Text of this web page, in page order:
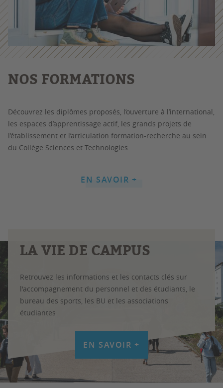
NOS FORMATIONS
Découvrez les diplômes proposés, l’ouverture à l’international,
les espaces d’apprentissage actif, les grands projets de
l’établissement et l’articulation formation-recherche au sein
du Collège Sciences et Technologies.
EN SAVOIR +
LA VIE DE CAMPUS
Retrouvez les informations et les contacts clés sur
l'accompagnement du personnel et des étudiants, le
bureau des sports, les BU et les associations
étudiantes
EN SAVOIR +